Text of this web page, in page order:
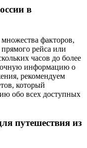
в
факторов,
рейса или
часов до более
информацию о
рекомендуем
который
обо всех доступных
путешествия из